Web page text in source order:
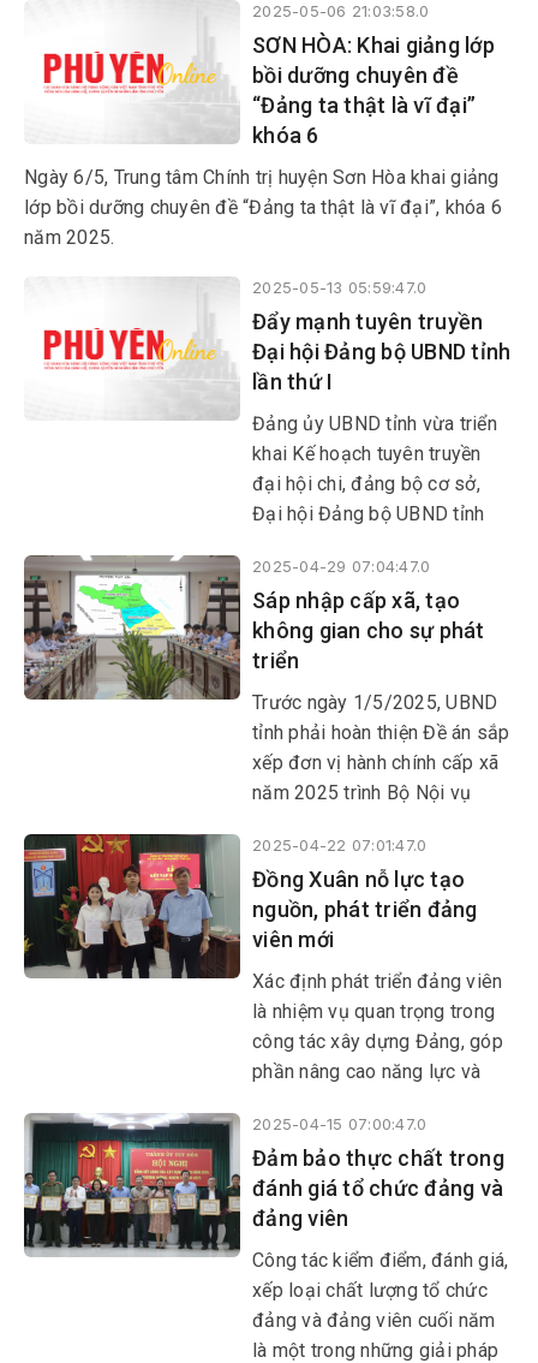
sản Việt Nam (3/2/1930-
3/2/2025).
2025-05-06 21:03:58.0
SƠN HÒA: Khai giảng lớp
bồi dưỡng chuyên đề
“Đảng ta thật là vĩ đại”
khóa 6
Ngày 6/5, Trung tâm Chính trị huyện Sơn Hòa khai giảng
lớp bồi dưỡng chuyên đề “Đảng ta thật là vĩ đại”, khóa 6
năm 2025.
2025-05-13 05:59:47.0
Đẩy mạnh tuyên truyền
Đại hội Đảng bộ UBND tỉnh
lần thứ I
Đảng ủy UBND tỉnh vừa triển
khai Kế hoạch tuyên truyền
đại hội chi, đảng bộ cơ sở,
Đại hội Đảng bộ UBND tỉnh
bộ tỉnh lần thứ XVIII và Đại
hội toàn quốc lần thứ XIV của
Đảng.
2025-04-29 07:04:47.0
Sáp nhập cấp xã, tạo
không gian cho sự phát
triển
​​​​​​​Trước ngày 1/5/2025, UBND
tỉnh phải hoàn thiện Đề án sắp
xếp đơn vị hành chính cấp xã
năm 2025 trình Bộ Nội vụ
ban Thường vụ Quốc hội xem
xét, quyết định.
2025-04-22 07:01:47.0
Đồng Xuân nỗ lực tạo
nguồn, phát triển đảng
viên mới
Xác định phát triển đảng viên
là nhiệm vụ quan trọng trong
công tác xây dựng Đảng, góp
phần nâng cao năng lực và
đảng, những năm qua, Ban
Thường vụ Huyện ủy Đồng
Xuân đã tập trung thực hiện
quyết liệt các giải pháp, giao
chỉ tiêu, nhiệm vụ cho người
đứng đầu các đơn vị, địa
phương.
2025-04-15 07:00:47.0
Đảm bảo thực chất trong
đánh giá tổ chức đảng và
đảng viên
Công tác kiểm điểm, đánh giá,
xếp loại chất lượng tổ chức
đảng và đảng viên cuối năm
là một trong những giải pháp